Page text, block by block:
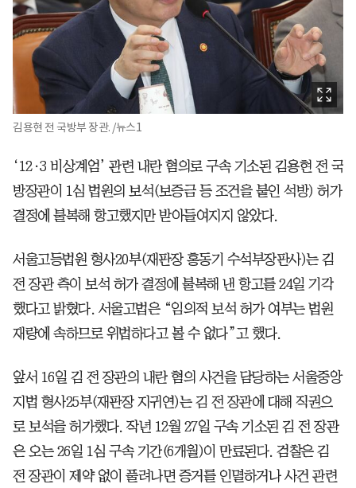
김용현 전 국방부 장관. /뉴스1
‘12·3 비상계엄’ 관련 내란 혐의로 구속 기소된 김용현 전 국
방장관이 1심 법원의 보석(보증금 등 조건을 붙인 석방) 허가
결정에 불복해 항고했지만 받아들여지지 않았다.
서울고등법원 형사20부(재판장 홍동기 수석부장판사)는 김
전 장관 측이 보석 허가 결정에 불복해 낸 항고를 24일 기각
했다고 밝혔다. 서울고법은 “임의적 보석 허가 여부는 법원
재량에 속하므로 위법하다고 볼 수 없다”고 했다.
앞서 16일 김 전 장관의 내란 혐의 사건을 담당하는 서울중앙
지법 형사25부(재판장 지귀연)는 김 전 장관에 대해 직권으
로 보석을 허가했다. 작년 12월 27일 구속 기소된 김 전 장관
은 오는 26일 1심 구속 기간(6개월)이 만료된다. 검찰은 김
전 장관이 제약 없이 풀려나면 증거를 인멸하거나 사건 관련